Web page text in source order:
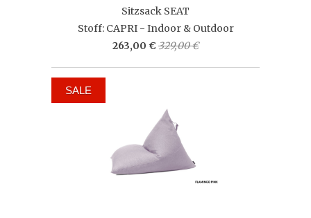
Sitzsack SEAT
Stoff: CAPRI - Indoor & Outdoor
263,00 € 329,00 €
SALE